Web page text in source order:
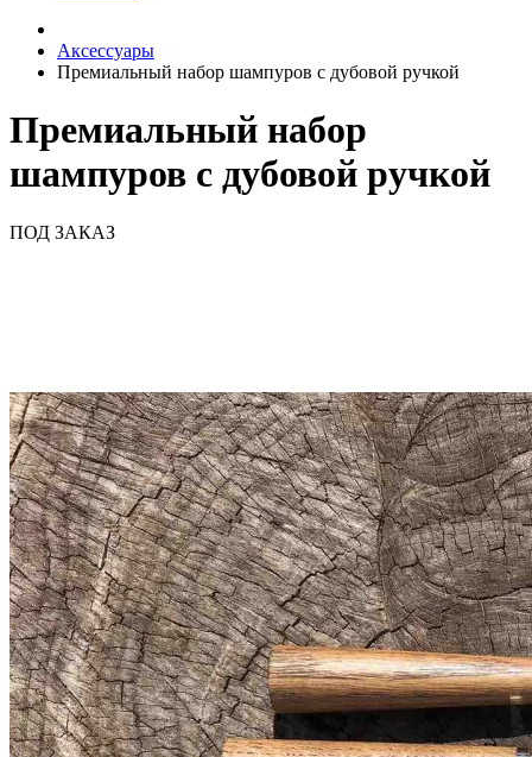
Аксессуары
Премиальный набор шампуров с дубовой ручкой
Премиальный набор
шампуров с дубовой ручкой
ПОД ЗАКАЗ